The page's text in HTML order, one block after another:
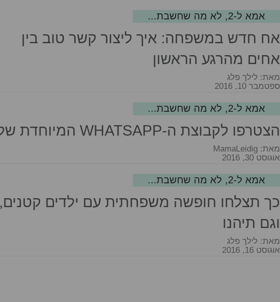
אמא ל-2, לא מה שחשבת...
אח חדש במשפחה: איך ליצור קשר טוב בין
אחים מהרגע הראשון
מאת: לילך פלג
ספטמבר 10, 2016
אמא ל-2, לא מה שחשבת...
הצטרפו לקבוצת ה-WHATSAPP המיוחדת שלנו
מאת:MamaLeidig
אוגוסט 30, 2016
אמא ל-2, לא מה שחשבת...
כך תצלחו חופשה משפחתית עם ילדים קטנים,
וגם תיהנו
מאת: לילך פלג
אוגוסט 16, 2016